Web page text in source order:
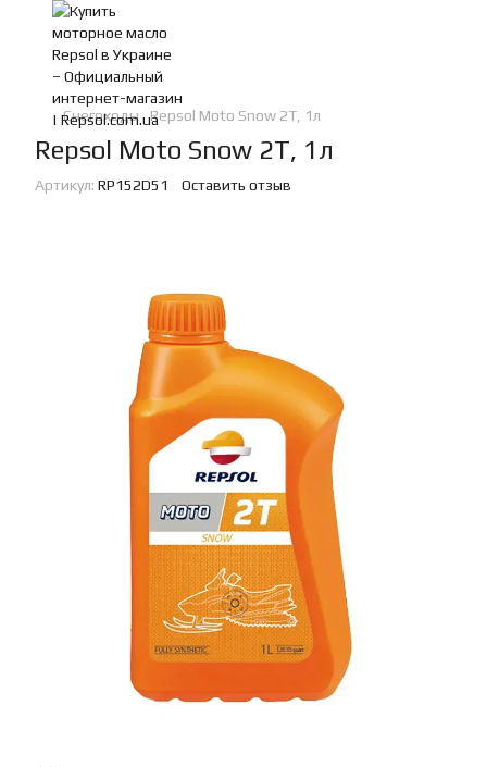
Снегоходы Repsol Moto Snow 2T, 1л
Repsol Moto Snow 2T, 1л
Артикул: RP152D51 Оставить отзыв